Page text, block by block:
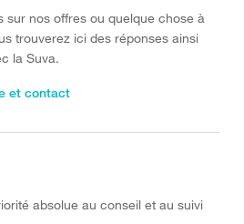
sur nos offres ou quelque chose à
trouverez ici des réponses ainsi
la Suva.
et contact
absolue au conseil et au suivi